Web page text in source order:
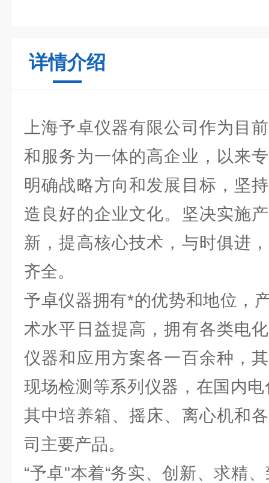
详情介绍
上海予卓仪器有限公司作为目
和服务为一体的高企业，以来
明确战略方向和发展目标，坚
造良好的企业文化。坚决实施
新，提高核心技术，与时俱进
齐全。
予卓仪器拥有*的优势和地位，
术水平日益提高，拥有各类电
仪器和应用方案各一百余种，
现场检测等系列仪器，在国内
其中培养箱、摇床、离心机和
司主要产品。
“予卓"本着“务实、创新、求精